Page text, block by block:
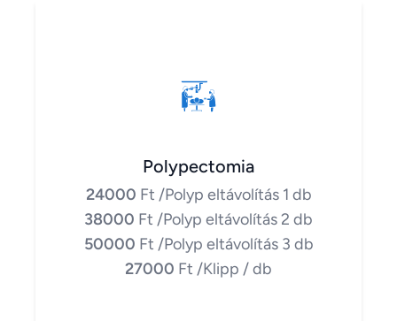
Polypectomia
24000 Ft /Polyp eltávolítás 1 db
38000 Ft /Polyp eltávolítás 2 db
50000 Ft /Polyp eltávolítás 3 db
27000 Ft /Klipp / db